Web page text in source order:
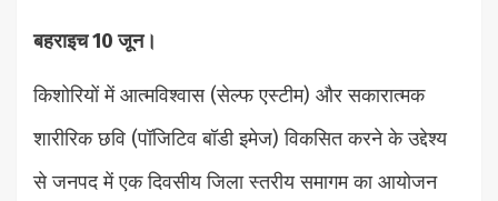
बहराइच 10 जून।
किशोरियों में आत्मविश्वास (सेल्फ एस्टीम) और सकारात्मक
शारीरिक छवि (पॉजिटिव बॉडी इमेज) विकसित करने के उद्देश्य
से जनपद में एक दिवसीय जिला स्तरीय समागम का आयोजन